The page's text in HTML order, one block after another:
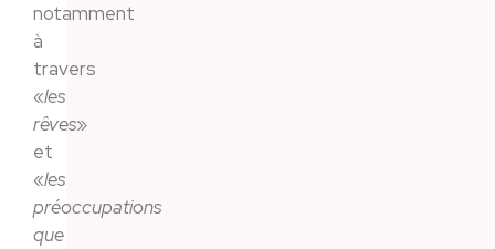
notamment
à
travers
«les
rêves»
et
«les
préoccupations
que